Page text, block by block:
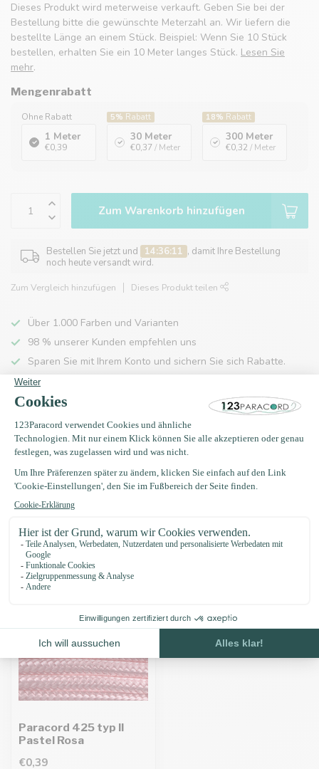
Dieses Produkt wird meterweise verkauft. Geben Sie bei der
Bestellung bitte die gewünschte Meterzahl an. Wir liefern die
bestellte Länge an einem Stück. Beispiel: Wenn Sie 10 Stück
bestellen, erhalten Sie ein 10 Meter langes Stück. Lesen Sie
mehr.
Mengenrabatt
Ohne Rabatt
1 Meter
€0,39
5% Rabatt
30 Meter
€0,37/ Meter
18% Rabatt
300 Meter
€0,32 / Meter
Zum Warenkorb hinzufügen
Bestellen Sie jetzt und 14:36:11 , damit Ihre Bestellung
noch heute versandt wird.
Zum Vergleich hinzufügen Dieses Produkt teilen
Über 1.000 Farben und Varianten
98 % unserer Kunden empfehlen uns
Sparen Sie mit Ihrem Konto und sichern Sie sich Rabatte.
Kostenlose Lieferung nach Hause ab 150 €
Produktbeschreibung
Eigenschaften
Zuletzt angesehen
Paracord 425 typ II
Pastel Rosa
€0,39